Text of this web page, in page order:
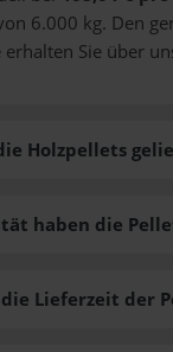
6.000 kg. Den
Sie über
Holzpellets
haben die
Lieferzeit der